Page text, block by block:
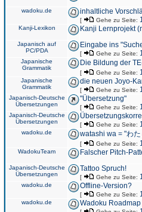
wadoku.de inhaltliche
[ Gehe zu Seite:
Kanji-Lexikon Kanji Lernprojekt
Japanisch auf
PC/PDA
Eingabe ins
[ Gehe zu Seite:
Japanische
Grammatik
Die Bildung der
[ Gehe zu Seite:
Japanische
Grammatik
die neuen Joyo-
[ Gehe zu Seite:
Japanisch-Deutsche
Übersetzungen
"Übersetzung"
[ Gehe zu Seite:
Japanisch-Deutsche
Übersetzungen
[ Gehe zu Seite:
wadoku.de watashi wa = "わ
[ Gehe zu Seite:
WadokuTeam Falscher Pitch-
Japanisch-Deutsche
Übersetzungen
Tattoo Spruch!
[ Gehe zu Seite:
wadoku.de Offline-Version?
[ Gehe zu Seite:
wadoku.de Wadoku Roadmap